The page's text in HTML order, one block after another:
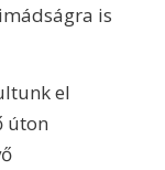
is
el
úton